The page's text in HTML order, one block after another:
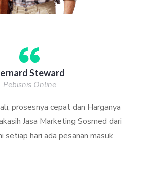
Steward
Pebisnis Online
prosesnya cepat dan Harganya
Jasa Marketing Sosmed dari
setiap hari ada pesanan masuk